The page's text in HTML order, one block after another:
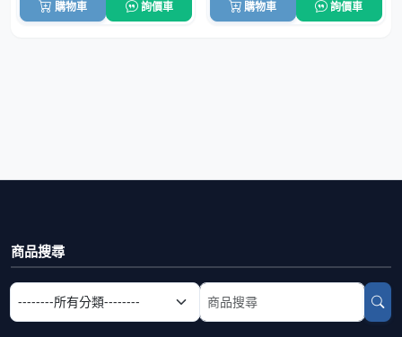
購物車 詢價車 購物車 詢價車
商品搜尋
選擇商品分類
搜尋商品關鍵字